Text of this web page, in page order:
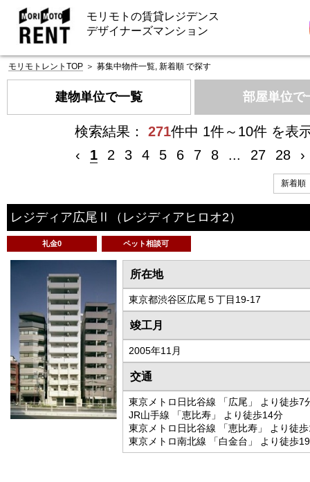
モリモトの賃貸レジデンス
デザイナーズマンション
モリモトレントTOP ＞ 募集中物件一覧, 新着順 で探す
建物単位で一覧 部屋単位で
検索結果： 271件中 1件～10件 を表
‹
1 2 3 4 5 6 7 8 ... 27 28 ›
レジディア広尾Ⅱ （レジディアヒロオ2）
礼金0 ペット相談可
所在地
東京都渋谷区広尾５丁目19-17
竣工月
2005年11月
交通
東京メトロ日比谷線 「広尾」 より徒歩7
JR山手線 「恵比寿」 より徒歩14分
東京メトロ日比谷線 「恵比寿」 より徒
東京メトロ南北線 「白金台」 より徒歩